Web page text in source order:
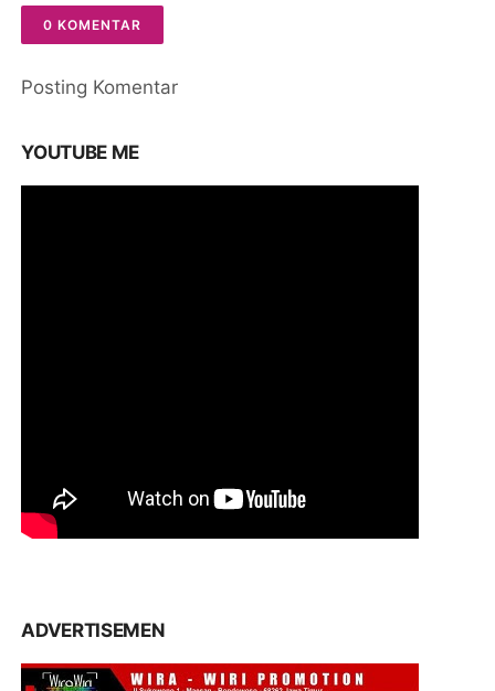
0 KOMENTAR
Posting Komentar
YOUTUBE ME
ADVERTISEMEN